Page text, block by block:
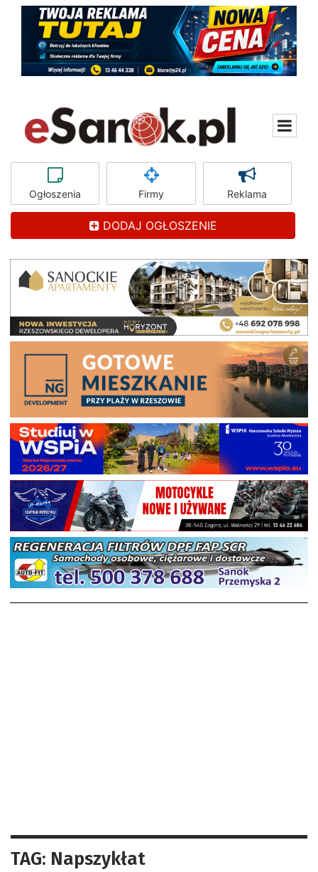
Ogłoszenia Firmy Reklama
DODAJ OGŁOSZENIE
TAG: Napszykłat